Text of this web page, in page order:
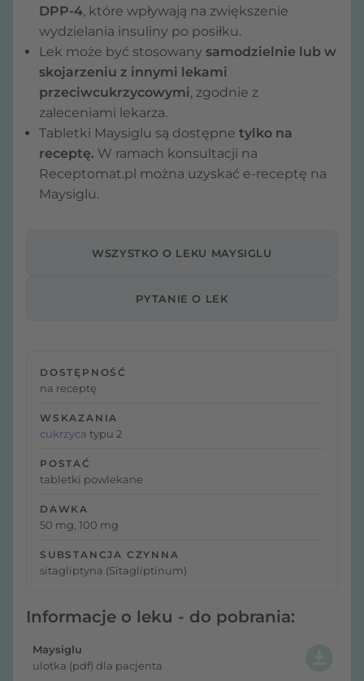
DPP-4, które wpływają na zwiększenie
wydzielania insuliny po posiłku.
Lek może być stosowany samodzielnie lub w
skojarzeniu z innymi lekami
przeciwcukrzycowymi, zgodnie z
zaleceniami lekarza.
Tabletki Maysiglu są dostępne tylko na
receptę. W ramach konsultacji na
Receptomat.pl można uzyskać e-receptę na
Maysiglu.
WSZYSTKO O LEKU MAYSIGLU
PYTANIE O LEK
DOSTĘPNOŚĆ
na receptę
WSKAZANIA
cukrzyca typu 2
POSTAĆ
tabletki powlekane
DAWKA
50 mg, 100 mg
SUBSTANCJA CZYNNA
sitagliptyna (Sitagliptinum)
Informacje o leku - do pobrania:
Maysiglu
ulotka (pdf) dla pacjenta